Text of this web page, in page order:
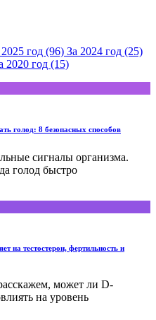
год (96) За 2024 год (25)
2020 год (15)
голод: 8 безопасных способов
сигналы организма.
голод быстро
на тестостерон, фертильность и
может ли D-
на уровень